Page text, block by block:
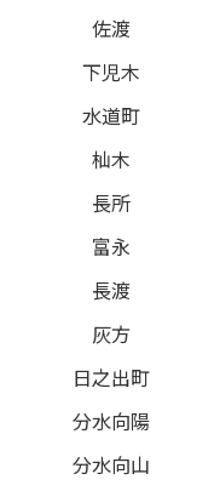
佐渡
下児木
水道町
杣木
長所
富永
長渡
灰方
日之出町
分水向陽
分水向山